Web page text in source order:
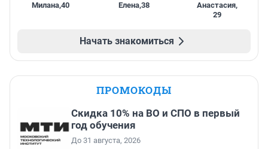
Милана,40 Елена,38 Анастасия,
29
Начать знакомиться
ПРОМОКОДЫ
Скидка 10% на ВО и СПО в первый
год обучения
До 31 августа, 2026